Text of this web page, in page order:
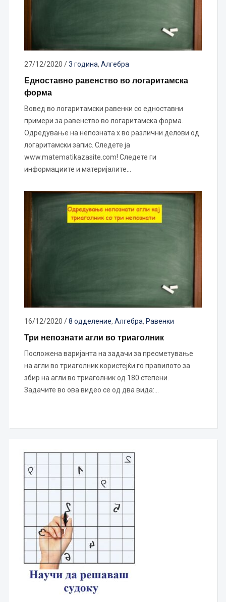
27/12/2020 /3 година, Алгебра
Едноставно равенство во логаритамска
форма
Вовед во логаритамски равенки со едноставни
примери за равенство во логаритамска форма.
Одредување на непозната x во различни делови од
логаритамски запис. Следете ја
www.matematikazasite.com! Следете ги
информациите и материјалите…
16/12/2020 /8 одделение, Алгебра, Равенки
Три непознати агли во триаголник
Посложена варијанта на задачи за пресметување
на агли во триаголник користејќи го правилото за
збир на агли во триаголник од 180 степени.
Задачите во ова видео се од два вида:…